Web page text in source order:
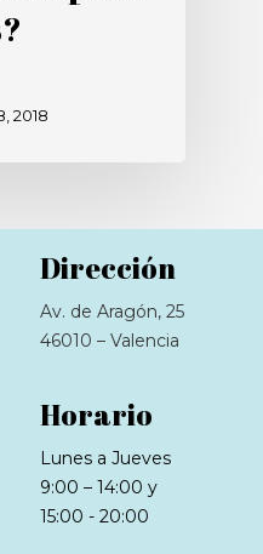
2018
Dirección
Av. de Aragón, 25
46010 – Valencia
Horario
Lunes a Jueves
9:00 – 14:00 y
15:00 - 20:00